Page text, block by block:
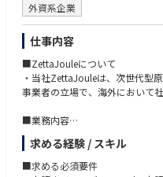
■開発環境：
・バックエンド：PHP（一部
・フレームワーク：Laravel
・フロントエンド：Vue.js
・データベース：MySQL
・インフラ：AWS、Docker
・デプロイ/ビルド：GitHub
・コミュニケーション：Slack、
■私たちが大切にしている価値観
・持続可能な未来のために強い
な価値（プロダクト）を顧客へ提
外資系企業
仕事内容
■ZettaJouleについて
・当社ZettaJouleは、次世代型
事業者の立場で、海外において
■業務内容
・この度、海外においてプロジ
ロジェクト遂行業務を担当してい
建築土木エンジニアリングバッ
求める経験 / スキル
■求める必須要件